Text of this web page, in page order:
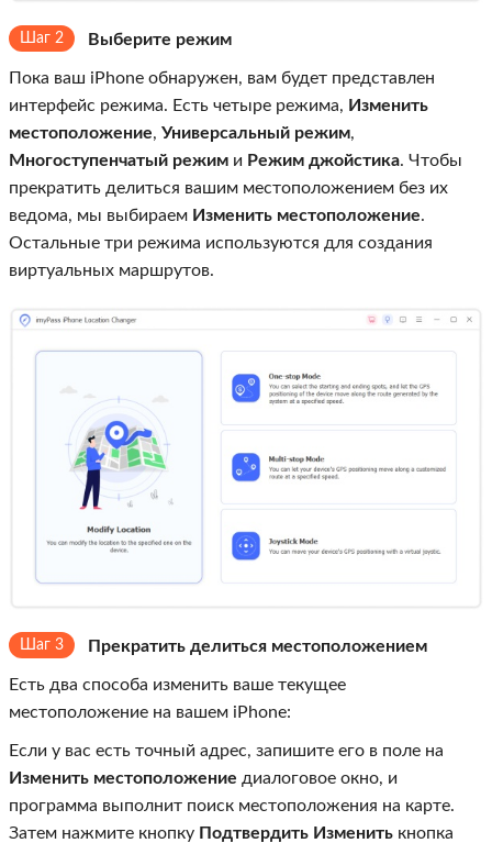
Шаг 2 Выберите режим
Пока ваш iPhone обнаружен, вам будет представлен
интерфейс режима. Есть четыре режима, Изменить
местоположение, Универсальный режим,
Многоступенчатый режим и Режим джойстика. Чтобы
прекратить делиться вашим местоположением без их
ведома, мы выбираем Изменить местоположение.
Остальные три режима используются для создания
виртуальных маршрутов.
Шаг 3 Прекратить делиться местоположением
Есть два способа изменить ваше текущее
местоположение на вашем iPhone:
Если у вас есть точный адрес, запишите его в поле на
Изменить местоположение диалоговое окно, и
программа выполнит поиск местоположения на карте.
Затем нажмите кнопку Подтвердить Изменить кнопка